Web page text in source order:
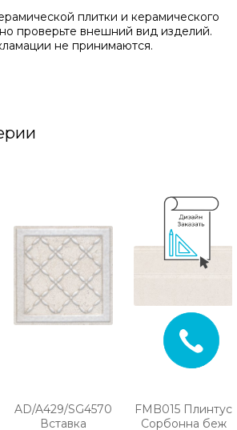
плитки и керамического
проверьте внешний вид изделий.
не принимаются.
AD/A429/SG4570
Вставка
FMB015 Плинтус
Сорбонна беж